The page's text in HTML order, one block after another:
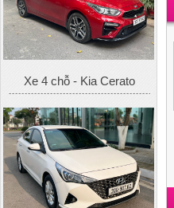
Xe 4 chỗ - Kia Cerato
Xe 4 chỗ - Hyundai Accent